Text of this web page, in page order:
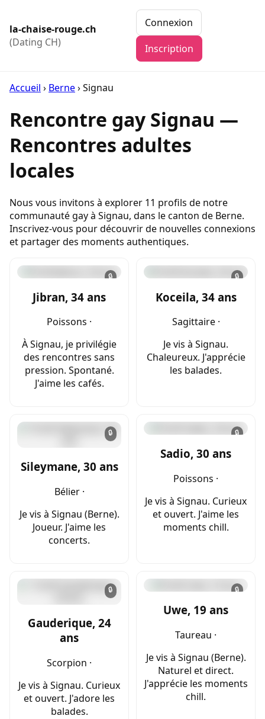
la-chaise-rouge.ch
(Dating CH)
Connexion
Inscription
Accueil › Berne›Signau
Rencontre gay Signau —
Rencontres adultes
locales
Nous vous invitons à explorer 11 profils de notre
communauté gay à Signau, dans le canton de Berne.
Inscrivez-vous pour découvrir de nouvelles connexions
et partager des moments authentiques.
🔒
Jibran, 34 ans
Poissons ·
À Signau, je privilégie
des rencontres sans
pression. Spontané.
J'aime les cafés.
🔒
Koceila, 34 ans
Sagittaire ·
Je vis à Signau.
Chaleureux. J'apprécie
les balades.
🔒
Sileymane, 30 ans
Bélier ·
Je vis à Signau (Berne).
Joueur. J'aime les
concerts.
🔒
Sadio, 30 ans
Poissons ·
Je vis à Signau. Curieux
et ouvert. J'aime les
moments chill.
🔒
Gauderique, 24
ans
Scorpion ·
Je vis à Signau. Curieux
et ouvert. J'adore les
balades.
🔒
Uwe, 19 ans
Taureau ·
Je vis à Signau (Berne).
Naturel et direct.
J'apprécie les moments
chill.